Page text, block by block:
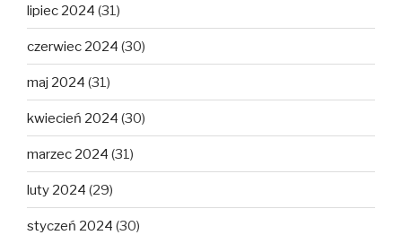
lipiec 2024 (31)
czerwiec 2024 (30)
maj 2024 (31)
kwiecień 2024 (30)
marzec 2024 (31)
luty 2024 (29)
styczeń 2024 (30)